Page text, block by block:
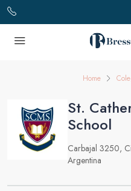
Home
St.
School
Carbajal 3250,
Argentina